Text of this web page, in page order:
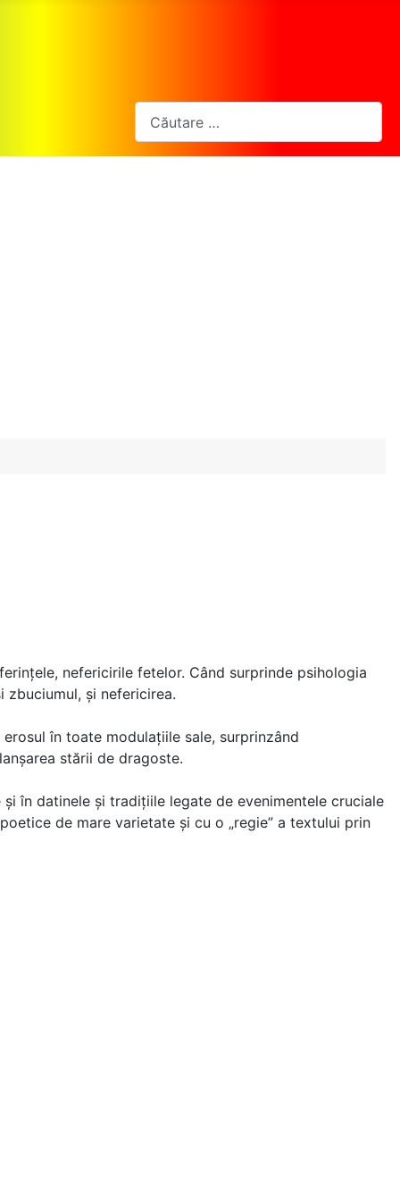
nefericirile fetelor. Când surprinde psihologia
zbuciumul, şi nefericirea.
în toate modulațiile sale, surprinzând
stării de dragoste.
în datinele şi tradițiile legate de evenimentele cruciale
de mare varietate şi cu o „regie” a textului prin